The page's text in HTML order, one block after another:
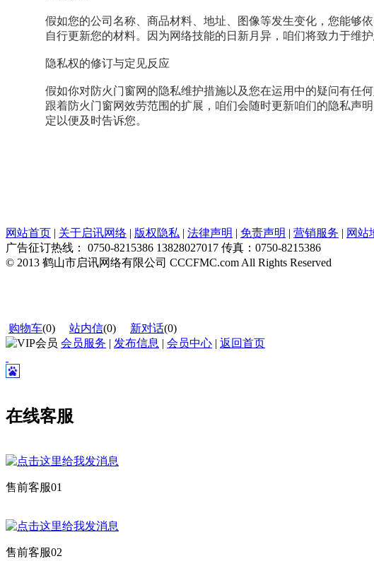
假如您的公司名称、商品材料、地址、图像等发生变化，您能够
自行更新您的材料。因为网络技能的日新月异，咱们将致力于维
隐私权的修订与定见反应
假如你对防火门窗网的隐私维护措施以及您在运用中的疑问有任
跟着防火门窗网效劳范围的扩展，咱们会随时更新咱们的隐私声
定以便及时告诉您。
网站首页 | 关于启讯网络 | 版权隐私 | 法律声明 | 免责声明 | 营销服务 | 网站
广告征订热线： 0750-8215386 13828027017 传真：0750-8215386
© 2013 鹤山市启讯网络有限公司 CCCFMC.com All Rights Reserved
购物车(0) 站内信(0) 新对话(0)
会员服务 | 发布信息 | 会员中心 | 返回首页
在线客服
售前客服01
售前客服02